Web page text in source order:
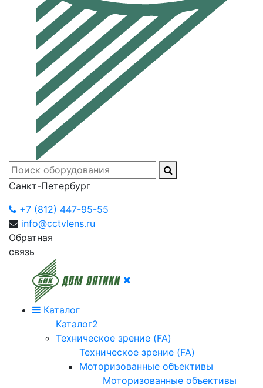
Санкт-Петербург
+7 (812) 447-95-55
info@cctvlens.ru
Обратная
связь
Каталог
Каталог2
Техническое зрение (FA)
Техническое зрение (FA)
Моторизованные объективы
Моторизованные объективы